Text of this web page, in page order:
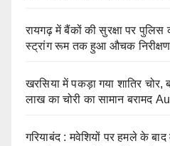
रायगढ़ में बैंकों की सुरक्षा पर
स्ट्रांग रूम तक हुआ औचक निरीक्षण
खरसिया में पकड़ा गया शातिर
लाख का चोरी का सामान बरामद
गरियाबंद : मवेशियों पर हमले के